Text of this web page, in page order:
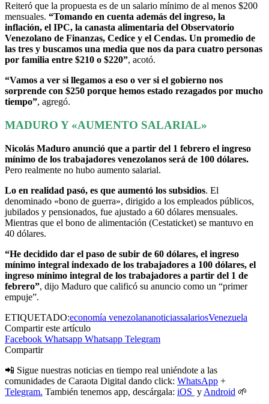
Reiteró que la propuesta es de un salario mínimo de al menos $200
mensuales. “Tomando en cuenta además del ingreso, la
inflación, el IPC, la canasta alimentaria del Observatorio
Venezolano de Finanzas, Cedice y el Cendas. Un promedio de
las tres y buscamos una media que nos da para cuatro personas
por familia entre $210 o $220”, acotó.
“Vamos a ver si llegamos a eso o ver si el gobierno nos
sorprende con $250 porque hemos estado rezagados por mucho
tiempo”, agregó.
MADURO Y «AUMENTO SALARIAL»
Nicolás Maduro anunció que a partir del 1 febrero el ingreso
mínimo de los trabajadores venezolanos será de 100 dólares.
Pero realmente no hubo aumento salarial.
Lo en realidad pasó, es que aumentó los subsidios. El
denominado «bono de guerra», dirigido a los empleados públicos,
jubilados y pensionados, fue ajustado a 60 dólares mensuales.
Mientras que el bono de alimentación (Cestaticket) se mantuvo en
40 dólares.
“He decidido dar el paso de subir de 60 dólares, el ingreso
mínimo integral indexado de los trabajadores a 100 dólares, el
ingreso mínimo integral de los trabajadores a partir del 1 de
febrero”, dijo Maduro que calificó su anuncio como un “primer
empuje”.
ETIQUETADO:economía venezolananoticiassalariosVenezuela
Compartir este artículo
Facebook Whatsapp Whatsapp Telegram
Compartir
📲 Sigue nuestras noticias en tiempo real uniéndote a las
comunidades de Caraota Digital dando click: WhatsApp +
Telegram. También tenemos app, descárgala: iOS y Android 🌱